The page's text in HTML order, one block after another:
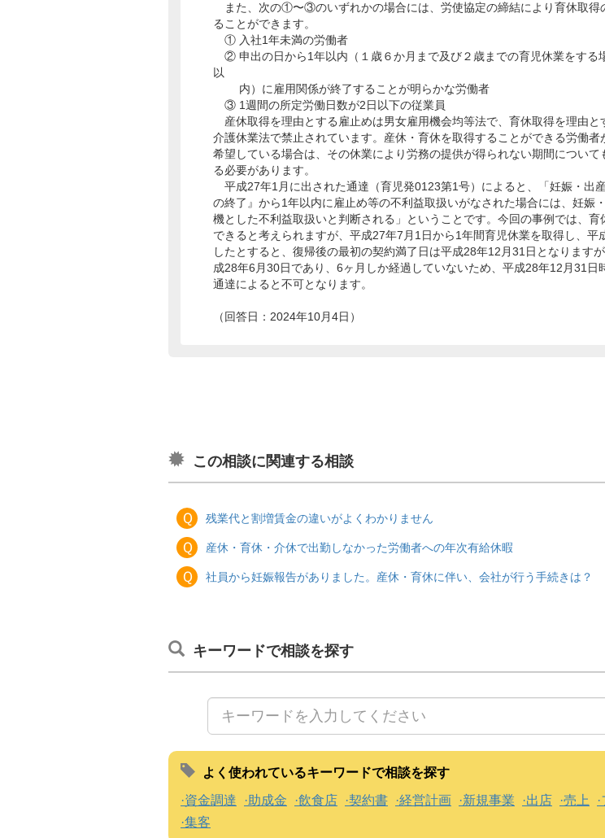
また、次の①〜③のいずれかの場合には、労使協定の締結により育休取得
ることができます。
① 入社1年未満の労働者
② 申出の日から1年以内（１歳６か月まで及び２歳までの育児休業をする
以
内）に雇用関係が終了することが明らかな労働者
③ 1週間の所定労働日数が2日以下の従業員
産休取得を理由とする雇止めは男女雇用機会均等法で、育休取得を理由と
介護休業法で禁止されています。産休・育休を取得することができる労働者
希望している場合は、その休業により労務の提供が得られない期間について
る必要があります。
平成27年1月に出された通達（育児発0123第1号）によると、「妊娠・出
の終了』から1年以内に雇止め等の不利益取扱いがなされた場合には、妊娠
機とした不利益取扱いと判断される」ということです。今回の事例では、育
できると考えられますが、平成27年7月1日から1年間育児休業を取得し、平
したとすると、復帰後の最初の契約満了日は平成28年12月31日となります
成28年6月30日であり、6ヶ月しか経過していないため、平成28年12月31日
通達によると不可となります。
（回答日：2024年10月4日）
この相談に関連する相談
Ｑ 残業代と割増賃金の違いがよくわかりません
Ｑ 産休・育休・介休で出勤しなかった労働者への年次有給休暇
Ｑ 社員から妊娠報告がありました。産休・育休に伴い、会社が行う手続きは？
キーワードで相談を探す
よく使われているキーワードで相談を探す
資金調達
助成金 飲食店 契約書 経営計画 新規事業 出店 売上
集客